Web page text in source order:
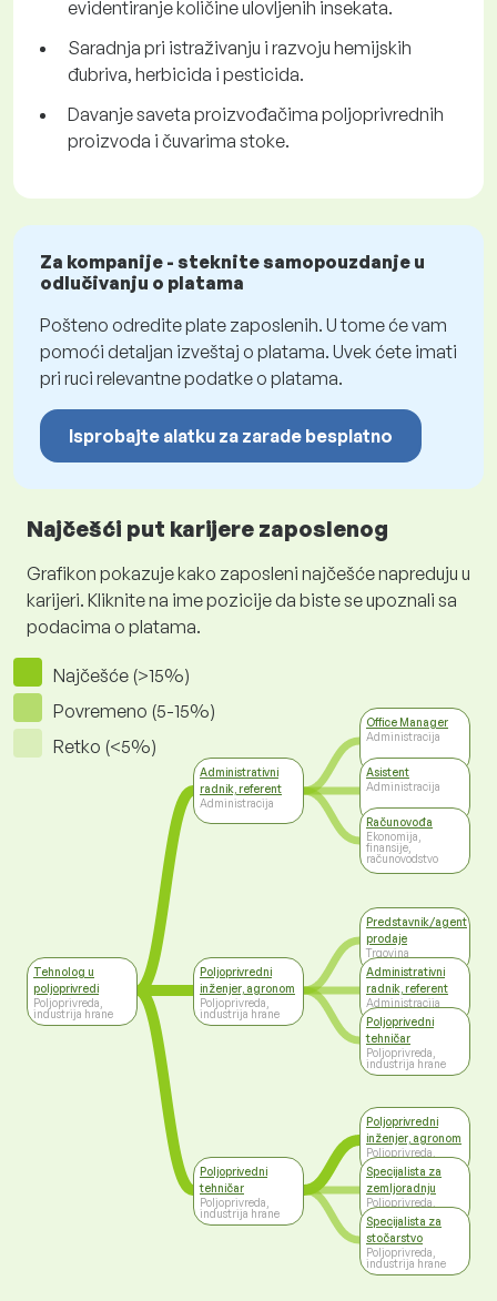
evidentiranje količine ulovljenih insekata.
Saradnja pri istraživanju i razvoju hemijskih
đubriva, herbicida i pesticida.
Davanje saveta proizvođačima poljoprivrednih
proizvoda i čuvarima stoke.
Za kompanije - steknite samopouzdanje u
odlučivanju o platama
Pošteno odredite plate zaposlenih. U tome će vam
pomoći detaljan izveštaj o platama. Uvek ćete imati
pri ruci relevantne podatke o platama.
Isprobajte alatku za zarade besplatno
Najčešći put karijere zaposlenog
Grafikon pokazuje kako zaposleni najčešće napreduju u
karijeri. Kliknite na ime pozicije da biste se upoznali sa
podacima o platama.
Najčešće (>15%)
Povremeno (5-15%)
Retko (<5%)
Tehnolog u
poljoprivredi
Poljoprivreda,
industrija hrane
Administrativni
radnik, referent
Administracija
Poljoprivredni
inženjer, agronom
Poljoprivreda,
industrija hrane
Poljoprivedni
tehničar
Poljoprivreda,
industrija hrane
Office Manager
Administracija
Asistent
Administracija
Računovođa
Ekonomija,
finansije,
računovodstvo
Predstavnik/agent
prodaje
Trgovina
Administrativni
radnik, referent
Administracija
Poljoprivedni
tehničar
Poljoprivreda,
industrija hrane
Poljoprivredni
inženjer, agronom
Poljoprivreda,
industrija hrane
Specijalista za
zemljoradnju
Poljoprivreda,
industrija hrane
Specijalista za
stočarstvo
Poljoprivreda,
industrija hrane